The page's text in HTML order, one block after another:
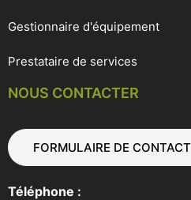
Gestionnaire d'équipement
Prestataire de services
NOUS CONTACTER
FORMULAIRE DE CONTACT
Téléphone :